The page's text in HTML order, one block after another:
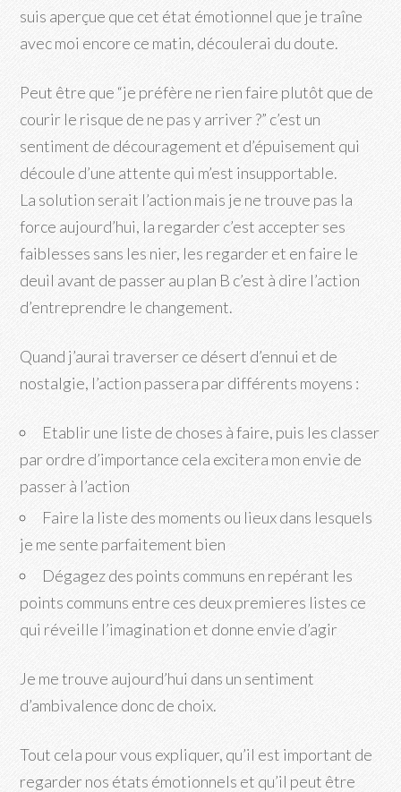
suis aperçue que cet état émotionnel que je traîne
avec moi encore ce matin, découlerai du doute.
Peut être que “je préfère ne rien faire plutôt que de
courir le risque de ne pas y arriver ?” c’est un
sentiment de découragement et d’épuisement qui
découle d’une attente qui m’est insupportable.
La solution serait l’action mais je ne trouve pas la
force aujourd’hui, la regarder c’est accepter ses
faiblesses sans les nier, les regarder et en faire le
deuil avant de passer au plan B c’est à dire l’action
d’entreprendre le changement.
Quand j’aurai traverser ce désert d’ennui et de
nostalgie, l’action passera par différents moyens :
Etablir une liste de choses à faire, puis les classer
par ordre d’importance cela excitera mon envie de
passer à l’action
Faire la liste des moments ou lieux dans lesquels
je me sente parfaitement bien
Dégagez des points communs en repérant les
points communs entre ces deux premieres listes ce
qui réveille l’imagination et donne envie d’agir
Je me trouve aujourd’hui dans un sentiment
d’ambivalence donc de choix.
Tout cela pour vous expliquer, qu’il est important de
regarder nos états émotionnels et qu’il peut être